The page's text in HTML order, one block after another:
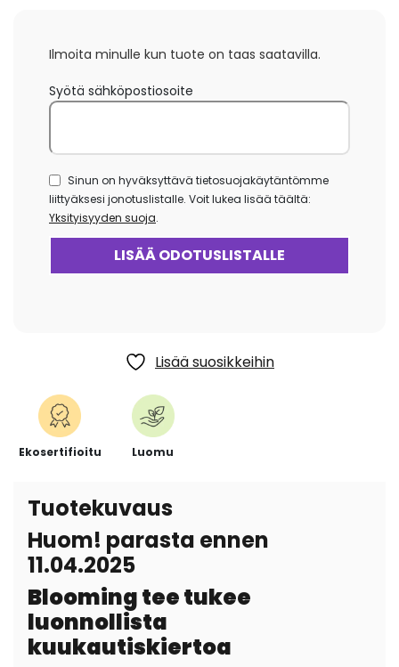
Ilmoita minulle kun tuote on taas saatavilla.
Syötä sähköpostiosoite
Sinun on hyväksyttävä tietosuojakäytäntömme
liittyäksesi jonotuslistalle. Voit lukea lisää täältä:
Yksityisyyden suoja.
Lisää suosikkeihin
Ekosertifioitu Luomu
Tuotekuvaus
Huom! parasta ennen
11.04.2025
Blooming tee tukee
luonnollista
kuukautiskiertoa